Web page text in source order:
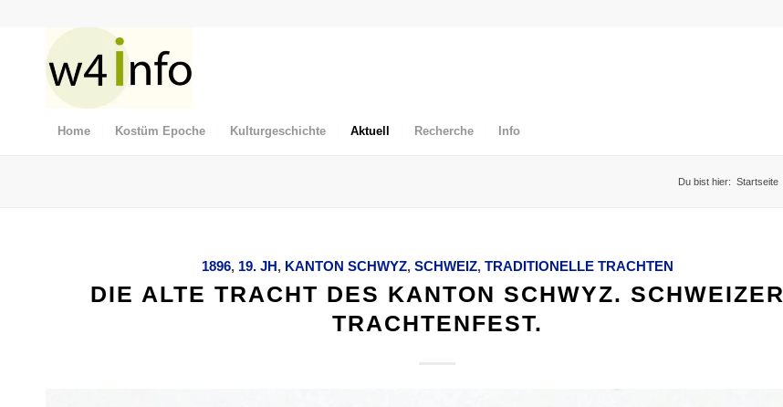
Home Kostüm Epoche Kulturgeschichte Aktuell Recherche Info
Du bist hier: Startseite
1896, 19. JH, KANTON SCHWYZ, SCHWEIZ, TRADITIONELLE TRACHTEN
DIE ALTE TRACHT DES KANTON SCHWYZ. SCHWEIZER
TRACHTENFEST.